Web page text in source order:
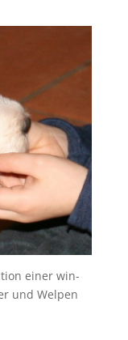
einer win-
und Welpen